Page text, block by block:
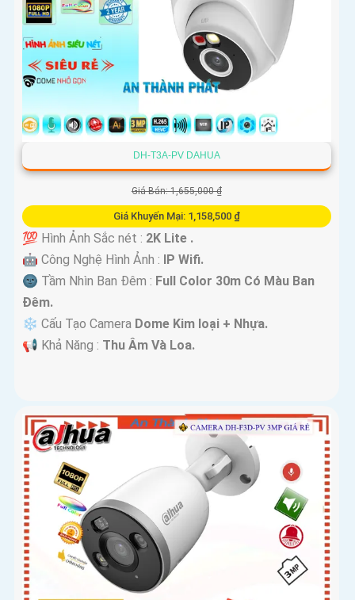
DH-T3A-PV DAHUA
Giá Bán: 1,655,000 ₫
Giá Khuyến Mại: 1,158,500 ₫
💯 Hình Ảnh Sắc nét : 2K Lite .
🤖️ Công Nghệ Hình Ảnh :
IP Wifi.
🌚 Tầm Nhìn Ban Đêm : Full Color 30m Có Màu Ban
Ðêm.
❄ Cấu Tạo Camera Dome Kim loại + Nhựa.
️📢 Khả Năng : Thu Âm Và Loa.